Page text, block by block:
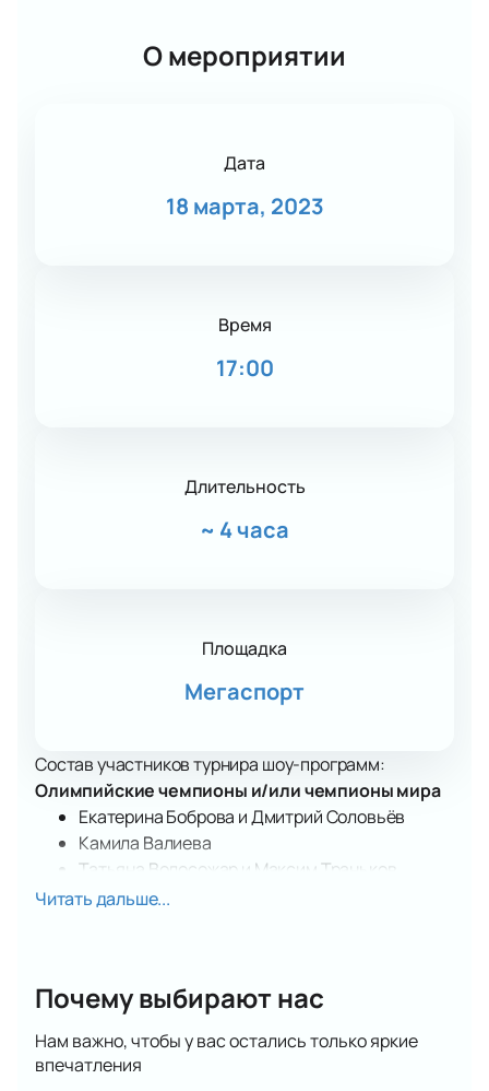
О мероприятии
Дата
18 марта, 2023
Время
17:00
Длительность
~ 4 часа
Площадка
Мегаспорт
Состав участников турнира шоу-программ:
Олимпийские чемпионы и/или чемпионы мира
Екатерина Боброва и Дмитрий Соловьёв
Камила Валиева
Татьяна Волосожар и Максим Траньков
Алина Загитова
Виктория Синицына и Никита Кацалапов
Елизавета Туктамышева
Анна Щербакова
Читать дальше...
Почему выбирают нас
Нам важно, чтобы у вас остались только яркие
впечатления